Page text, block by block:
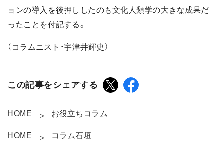
ョンの導入を後押ししたのも文化人類学の大きな成果だ
ったことを付記する。
（コラムニスト・宇津井輝史）
この記事をシェアする
HOME お役立ちコラム
HOME コラム石垣